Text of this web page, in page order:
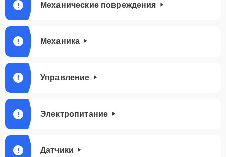
Механические повреждения
Механика
Управление
Электропитание
Датчики